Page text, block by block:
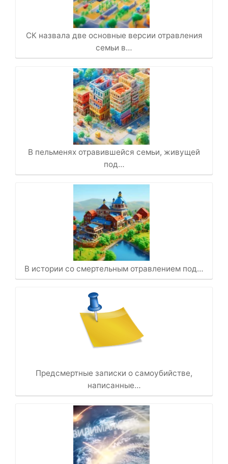
СК назвала две основные версии отравления
семьи в…
В пельменях отравившейся семьи, живущей
под…
В истории со смертельным отравлением под…
Предсмертные записки о самоубийстве,
написанные…